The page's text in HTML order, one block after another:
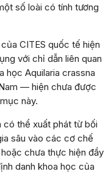
số loài có tính tương
CITES quốc tế hiện
với chỉ dẫn liên quan
học Aquilaria crassna
— hiện chưa được
này.
có thể xuất phát từ bối
sâu vào các cơ chế
chưa thực hiện đầy
danh khoa học của